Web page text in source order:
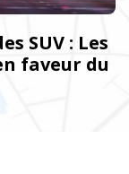
SUV : Les
faveur du